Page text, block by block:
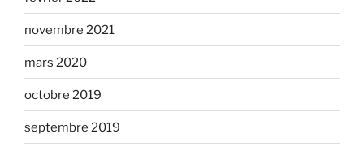
novembre 2021
mars 2020
octobre 2019
septembre 2019